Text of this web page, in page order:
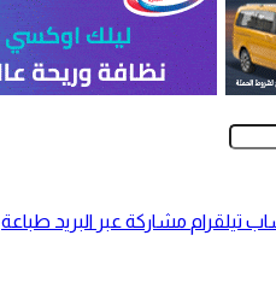
تيلقرام مشاركة عبر البريد طباعة